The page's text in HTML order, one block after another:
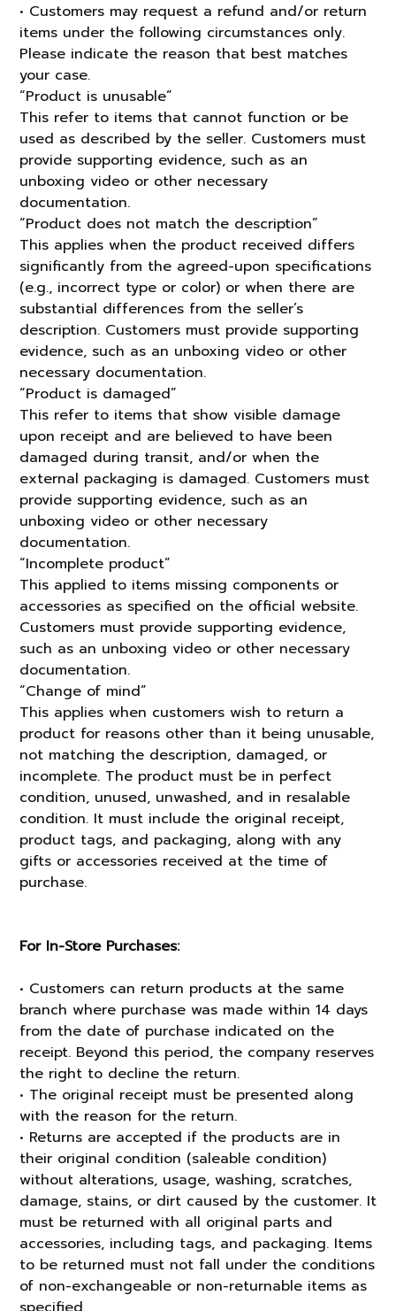
• Customers may request a refund and/or return
items under the following circumstances only.
Please indicate the reason that best matches
your case.
“Product is unusable”
This refer to items that cannot function or be
used as described by the seller. Customers must
provide supporting evidence, such as an
unboxing video or other necessary
documentation.
“Product does not match the description”
This applies when the product received differs
significantly from the agreed-upon specifications
(e.g., incorrect type or color) or when there are
substantial differences from the seller’s
description. Customers must provide supporting
evidence, such as an unboxing video or other
necessary documentation.
“Product is damaged”
This refer to items that show visible damage
upon receipt and are believed to have been
damaged during transit, and/or when the
external packaging is damaged. Customers must
provide supporting evidence, such as an
unboxing video or other necessary
documentation.
“Incomplete product”
This applied to items missing components or
accessories as specified on the official website.
Customers must provide supporting evidence,
such as an unboxing video or other necessary
documentation.
“Change of mind”
This applies when customers wish to return a
product for reasons other than it being unusable,
not matching the description, damaged, or
incomplete. The product must be in perfect
condition, unused, unwashed, and in resalable
condition. It must include the original receipt,
product tags, and packaging, along with any
gifts or accessories received at the time of
purchase.
For In-Store Purchases:
• Customers can return products at the same
branch where purchase was made within 14 days
from the date of purchase indicated on the
receipt. Beyond this period, the company reserves
the right to decline the return.
• The original receipt must be presented along
with the reason for the return.
• Returns are accepted if the products are in
their original condition (saleable condition)
without alterations, usage, washing, scratches,
damage, stains, or dirt caused by the customer. It
must be returned with all original parts and
accessories, including tags, and packaging. Items
to be returned must not fall under the conditions
of non-exchangeable or non-returnable items as